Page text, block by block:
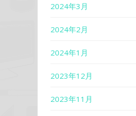
2024年3月
2024年2月
2024年1月
2023年12月
2023年11月